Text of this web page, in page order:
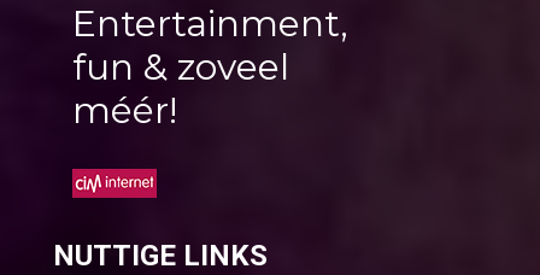
Entertainment,
fun & zoveel
méér!
NUTTIGE LINKS